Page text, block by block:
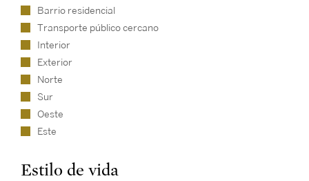
Barrio residencial
Transporte público cercano
Interior
Exterior
Norte
Sur
Oeste
Este
Estilo de vida